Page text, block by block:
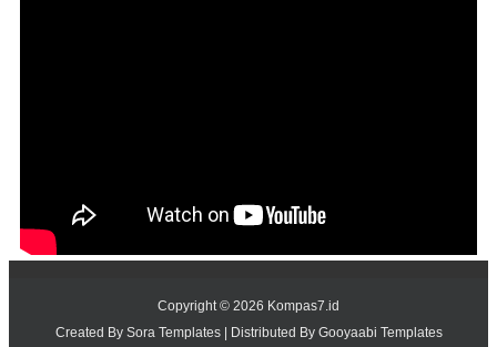
Copyright © 2026 Kompas7.id
Created By Sora Templates| Distributed By Gooyaabi Templates